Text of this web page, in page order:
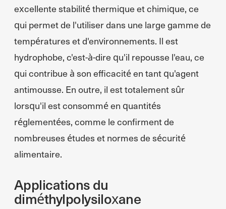
excellente stabilité thermique et chimique, ce
qui permet de l'utiliser dans une large gamme de
températures et d'environnements. Il est
hydrophobe, c'est-à-dire qu'il repousse l'eau, ce
qui contribue à son efficacité en tant qu'agent
antimousse. En outre, il est totalement sûr
lorsqu'il est consommé en quantités
réglementées, comme le confirment de
nombreuses études et normes de sécurité
alimentaire.
Applications du
diméthylpolysiloxane